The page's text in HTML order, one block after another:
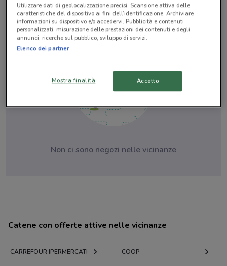
© MapTiler© OpenStreetMap contributors
Non ci sono negozi nelle vicinanze
Catene con offerte attive nelle vicinanze
CARREFOUR IPERMERCATI COOP
Utilizzare dati di geolocalizzazione precisi. Scansione attiva delle
caratteristiche del dispositivo ai fini dell’identificazione. Archiviare
informazioni su dispositivo e/o accedervi. Pubblicità e contenuti
personalizzati, misurazione delle prestazioni dei contenuti e degli
annunci, ricerche sul pubblico, sviluppo di servizi.
Elenco dei partner
Mostra finalità Accetto